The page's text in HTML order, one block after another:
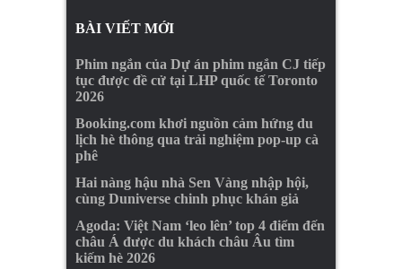
BÀI VIẾT MỚI
Phim ngắn của Dự án phim ngắn CJ tiếp
tục được đề cử tại LHP quốc tế Toronto
2026
Booking.com khơi nguồn cảm hứng du
lịch hè thông qua trải nghiệm pop-up cà
phê
Hai nàng hậu nhà Sen Vàng nhập hội,
cùng Duniverse chinh phục khán giả
Agoda: Việt Nam ‘leo lên’ top 4 điểm đến
châu Á được du khách châu Âu tìm
kiếm hè 2026